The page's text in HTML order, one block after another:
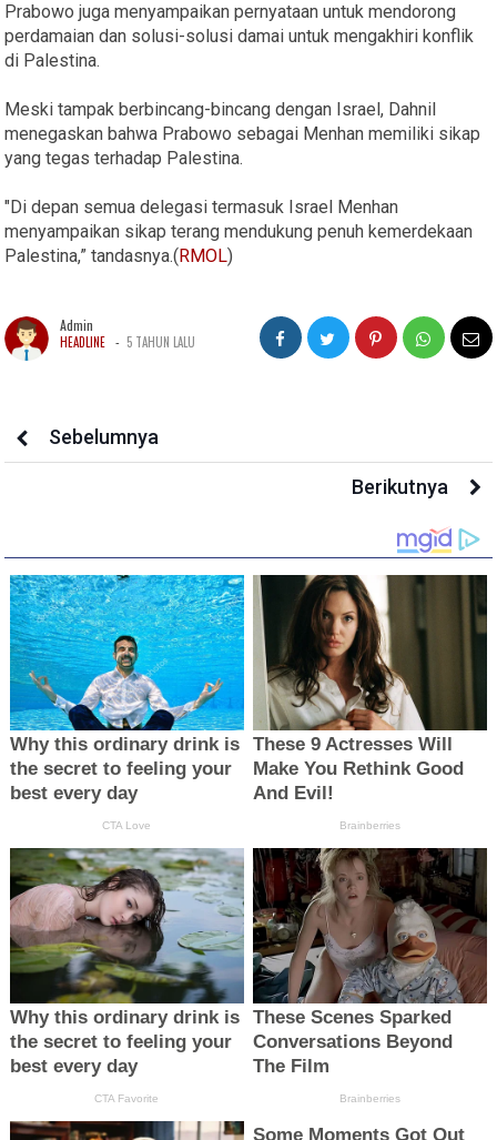
Prabowo juga menyampaikan pernyataan untuk mendorong
perdamaian dan solusi-solusi damai untuk mengakhiri konflik
di Palestina.
Meski tampak berbincang-bincang dengan Israel, Dahnil
menegaskan bahwa Prabowo sebagai Menhan memiliki sikap
yang tegas terhadap Palestina.
"Di depan semua delegasi termasuk Israel Menhan
menyampaikan sikap terang mendukung penuh kemerdekaan
Palestina,” tandasnya.( RMOL)
Admin
HEADLINE - 5 TAHUN LALU
Sebelumnya
Berikutnya